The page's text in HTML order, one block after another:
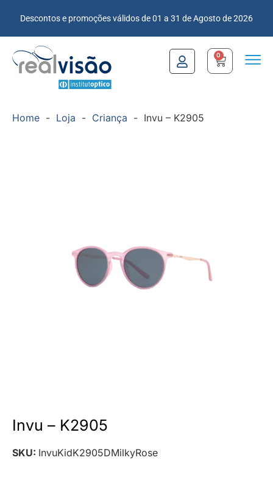
Descontos e promoções válidos de 01 a 31 de Agosto de 2026
0
Home - Loja - Criança - Invu – K2905
Invu – K2905
SKU: InvuKidK2905DMilkyRose